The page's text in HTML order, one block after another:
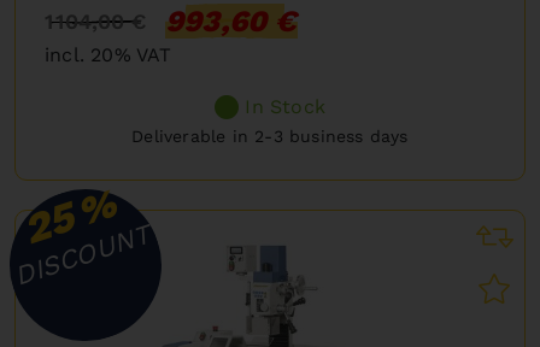
1 104,00 € 993,60 €
incl. 20% VAT
In Stock
Deliverable in 2-3 business days
25%
DISCOUNT